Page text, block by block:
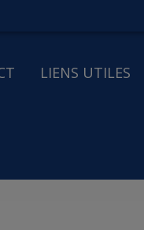
LIENS UTILES